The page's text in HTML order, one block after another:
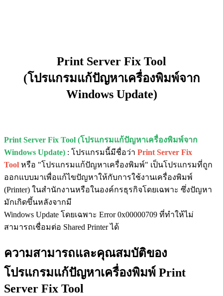
Print Server Fix Tool
(โปรแกรมแก้ปัญหาเครื่องพิมพ์จาก
Windows Update)
Print Server Fix Tool (โปรแกรมแก้ปัญหาเครื่องพิมพ์จาก
Windows Update) : โปรแกรมนี้มีชื่อว่า Print Server Fix
Tool หรือ "โปรแกรมแก้ปัญหาเครื่องพิมพ์" เป็นโปรแกรมที่ถูก
ออกแบบมาเพื่อแก้ไขปัญหาให้กับการใช้งานเครื่องพิมพ์
(Printer) ในสำนักงานหรือในองค์กรธุรกิจโดยเฉพาะ ซึ่งปัญหา
มักเกิดขึ้นหลังจากมี
Windows Update โดยเฉพาะ Error 0x00000709 ที่ทำให้ไม่
สามารถเชื่อมต่อ Shared Printer ได้
ความสามารถและคุณสมบัติของ
โปรแกรมแก้ปัญหาเครื่องพิมพ์ Print
Server Fix Tool